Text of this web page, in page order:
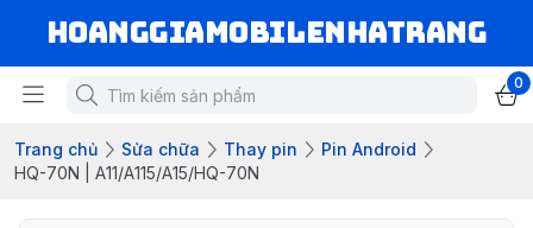
hoanggiamobilenhatrang
0
Trang chủ Sửa chữa Thay pin
Pin Android
HQ-70N | A11/A115/A15/HQ-70N